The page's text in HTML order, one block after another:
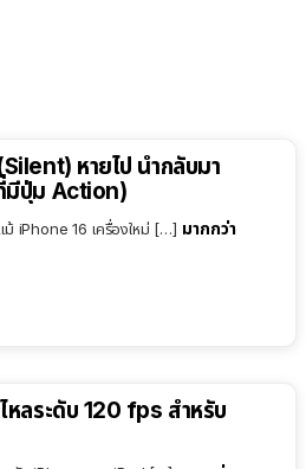
หายไป นำกลับมา
มีปุ่ม Action)
ม้ iPhone 16 เครื่องใหม่ […] มากกว่า
หลระดับ 120 fps สำหรับ